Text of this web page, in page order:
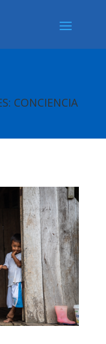
CONCIENCIA